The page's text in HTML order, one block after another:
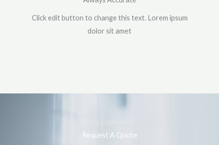
Click edit button to change this text. Lorem ipsum
dolor sit amet
Request A Quote